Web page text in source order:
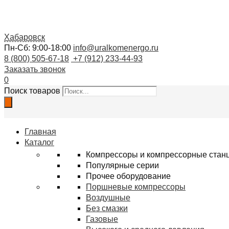
Хабаровск
Пн-Сб: 9:00-18:00 info@uralkomenergo.ru
8 (800) 505-67-18 +7 (912) 233-44-93
Заказать звонок
0
Поиск товаров
Главная
Каталог
Компрессоры и компрессорные
Популярные серии
Прочее оборудование
Поршневые компрессоры
Воздушные
Без смазки
Газовые